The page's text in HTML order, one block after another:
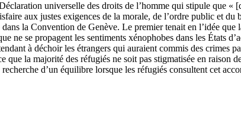
universelle des droits de l’homme qui stipule que «
aux justes exigences de la morale, de l’ordre public et du
la Convention de Genève. Le premier tenait en l’idée
ne se propagent les sentiments xénophobes dans les États
à déchoir les étrangers qui auraient commis des crimes
la majorité des réfugiés ne soit pas stigmatisée en raison
d’un équilibre lorsque les réfugiés consultent cet